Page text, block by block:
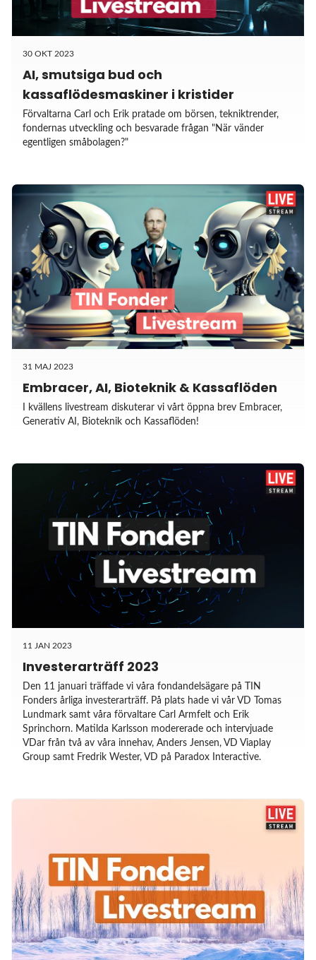
30 OKT 2023
AI, smutsiga bud och
kassaflödesmaskiner i kristider
Förvaltarna Carl och Erik pratade om börsen, tekniktrender,
fondernas utveckling och besvarade frågan "När vänder
egentligen småbolagen?"
31 MAJ 2023
Embracer, AI, Bioteknik & Kassaflöden
I kvällens livestream diskuterar vi vårt öppna brev Embracer,
Generativ AI, Bioteknik och Kassaflöden!
11 JAN 2023
Investerarträff 2023
Den 11 januari träffade vi våra fondandelsägare på TIN
Fonders årliga investerarträff. På plats hade vi vår VD Tomas
Lundmark samt våra förvaltare Carl Armfelt och Erik
Sprinchorn. Matilda Karlsson modererade och intervjuade
VDar från två av våra innehav, Anders Jensen, VD Viaplay
Group samt Fredrik Wester, VD på Paradox Interactive.